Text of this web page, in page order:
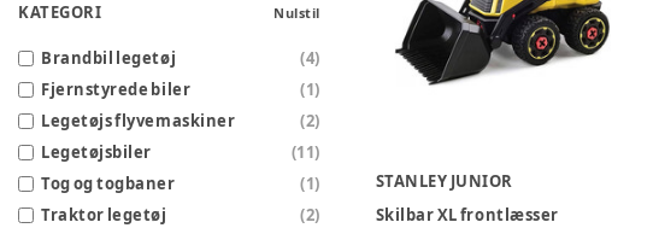
KATEGORI Nulstil
Brandbil legetøj (4)
Fjernstyrede biler
(1)
Legetøjs flyvemaskiner
(2)
Legetøjsbiler
(11)
Tog og togbaner
(1)
Traktor legetøj
(2)
STANLEY JUNIOR
Skilbar XL frontlæsser